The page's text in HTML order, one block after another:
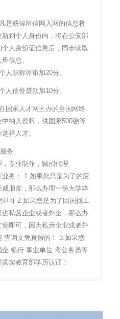
凡是获得留信网入网的信息将
新到个人身份内，将在公安部
个人身份证信息后，同步读取
信息。
人职称评审加20分。
人信誉贷款加10分。
在国家人才网主办的全国网络
中纳入资料，供国家500强等
择人才。
务
，专业制作，誠招代理
业务： 1.如果您只是为了的应
戚朋友，那么办理一份大学毕
即可 2.如果您是为了回国找工
进私营企业或者外企，那么办
凭即可，因为私营企业或者外
查询文凭真假的！ 3.如果您
企 银行 事业单位 考公务员等
实教育部学历认证！